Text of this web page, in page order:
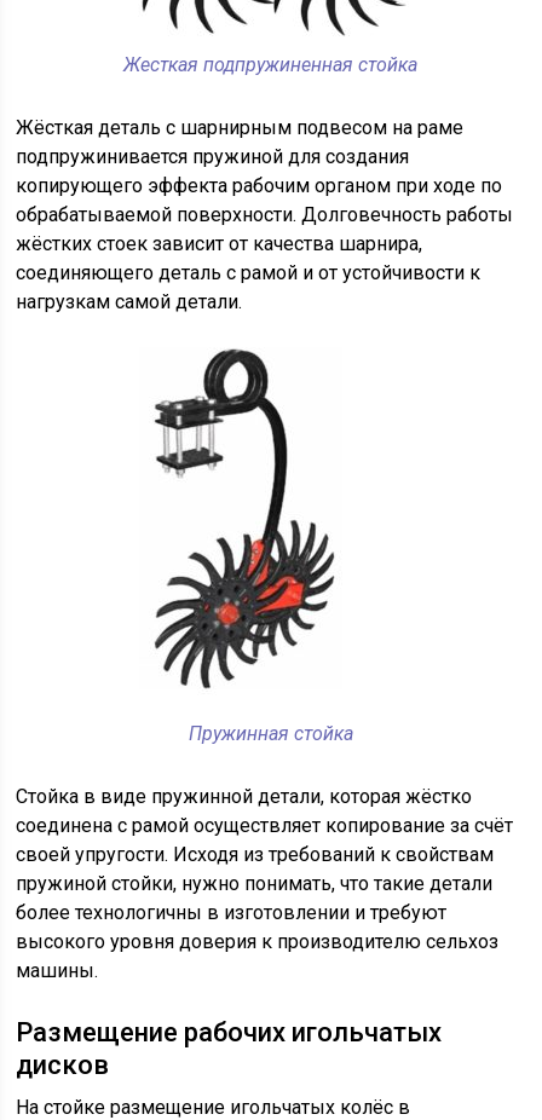
Жесткая подпружиненная стойка
Жёсткая деталь с шарнирным подвесом на раме
подпружинивается пружиной для создания
копирующего эффекта рабочим органом при ходе по
обрабатываемой поверхности. Долговечность работы
жёстких стоек зависит от качества шарнира,
соединяющего деталь с рамой и от устойчивости к
нагрузкам самой детали.
Пружинная стойка
Стойка в виде пружинной детали, которая жёстко
соединена с рамой осуществляет копирование за счёт
своей упругости. Исходя из требований к свойствам
пружиной стойки, нужно понимать, что такие детали
более технологичны в изготовлении и требуют
высокого уровня доверия к производителю сельхоз
машины.
Размещение рабочих игольчатых
дисков
На стойке размещение игольчатых колёс в